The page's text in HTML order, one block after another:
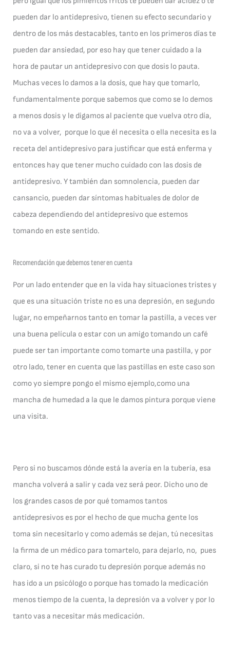
pueden dar lo antidepresivo, tienen su efecto secundario y
dentro de los más destacables, tanto en los primeros días te
pueden dar ansiedad, por eso hay que tener cuidado a la
hora de pautar un antidepresivo con que dosis lo pauta.
Muchas veces lo damos a la dosis, que hay que tomarlo,
fundamentalmente porque sabemos que como se lo demos
a menos dosis y le digamos al paciente que vuelva otro día,
no va a volver, porque lo que él necesita o ella necesita es la
receta del antidepresivo para justificar que está enferma y
entonces hay que tener mucho cuidado con las dosis de
antidepresivo. Y también dan somnolencia, pueden dar
cansancio, pueden dar síntomas habituales de dolor de
cabeza dependiendo del antidepresivo que estemos
tomando en este sentido.
Recomendación que debemos tener en cuenta
Por un lado entender que en la vida hay situaciones tristes y
que es una situación triste no es una depresión, en segundo
lugar, no empeñarnos tanto en tomar la pastilla, a veces ver
una buena película o estar con un amigo tomando un café
puede ser tan importante como tomarte una pastilla, y por
otro lado, tener en cuenta que las pastillas en este caso son
como yo siempre pongo el mismo ejemplo,como una
mancha de humedad a la que le damos pintura porque viene
una visita.
Pero si no buscamos dónde está la avería en la tubería, esa
mancha volverá a salir y cada vez será peor. Dicho uno de
los grandes casos de por qué tomamos tantos
antidepresivos es por el hecho de que mucha gente los
toma sin necesitarlo y como además se dejan, tú necesitas
la firma de un médico para tomartelo, para dejarlo, no, pues
claro, si no te has curado tu depresión porque además no
has ido a un psicólogo o porque has tomado la medicación
menos tiempo de la cuenta, la depresión va a volver y por lo
tanto vas a necesitar más medicación.